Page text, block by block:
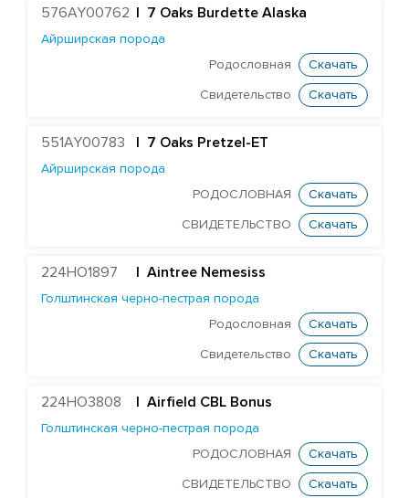
Абердин-ангусская порода
Голштинская красно-пестрая порода
Farnear Mega-Man 119-ET
Mr Mega-Dare 54596-ET
X Redrock-View Klutch-ET
KCCK Pet Adidas-Red-ET
576AY00762 7 Oaks Burdette Alaska
Айрширская порода
Родословная
Скачать
Свидетельство Скачать
551AY00783 | 7 Oaks Pretzel-ET
Айрширская порода
РОДОСЛОВНАЯ
Скачать
СВИДЕТЕЛЬСТВО Скачать
224HO1897 Aintree Nemesiss
Голштинская черно-пестрая порода
Родословная
Скачать
Свидетельство Скачать
224HO3808 | Airfield CBL Bonus
Голштинская черно-пестрая порода
РОДОСЛОВНАЯ
Скачать
СВИДЕТЕЛЬСТВО Скачать